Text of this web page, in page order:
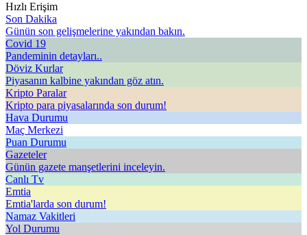
Hızlı Erişim
Son Dakika
Günün son gelişmelerine yakından bakın.
Covid 19
Pandeminin detayları..
Döviz Kurlar
Piyasanın kalbine yakından göz atın.
Kripto Paralar
Kripto para piyasalarında son durum!
Hava Durumu
Maç Merkezi
Puan Durumu
Gazeteler
Günün gazete manşetlerini inceleyin.
Canlı Tv
Emtia
Emtia'larda son durum!
Namaz Vakitleri
Yol Durumu